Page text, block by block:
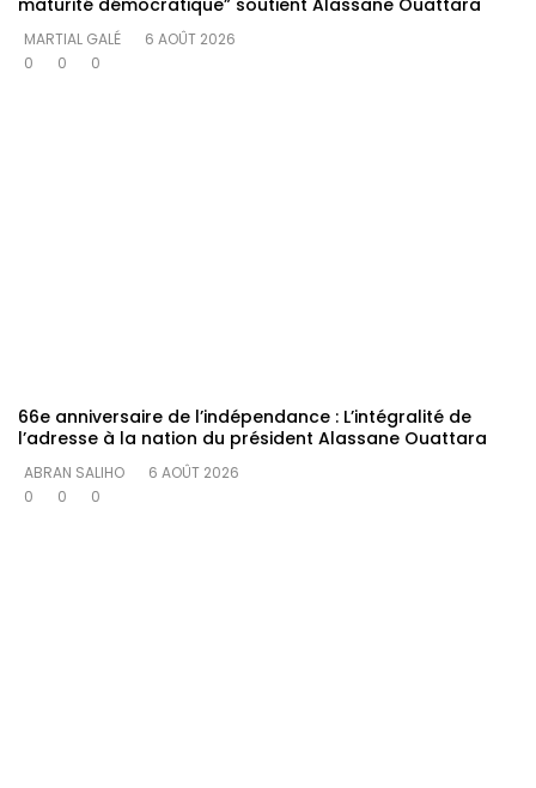
MARTIAL GALÉ
6 AOÛT 2026
0
0 0
66e anniversaire de l’indépendance : L’intégralité de
l’adresse à la nation du président Alassane Ouattara
ABRAN SALIHO
6 AOÛT 2026
0
0 0